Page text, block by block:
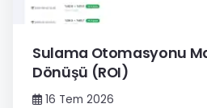
Sulama Otomasyonu
Dönüşü (ROI)
16 Tem 2026